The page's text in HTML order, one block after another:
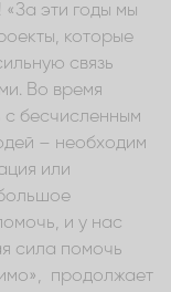
эти годы мы
которые
связь
Во время
с бесчисленным
– необходим
или
и у нас
сила помочь
продолжает